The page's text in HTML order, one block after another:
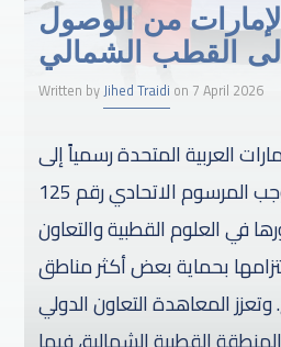
من الوصول
القطب الشمالي
Written byJihed Traidi on 7 April 2026
العربية المتحدة رسمياً إلى
معاهدة سفالبارد، بموجب المرسوم الاتحادي رقم 125
دورها في العلوم القطبية والتعاون
بحماية بعض أكثر مناطق
المعاهدة التعاون الدولي